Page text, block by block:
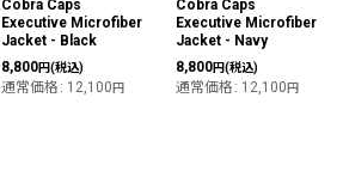
Cobra Caps
Executive Microfiber
Jacket - Black
8,800円(税込)
通常価格 : 12,100 円
Cobra Caps
Executive Microfiber
Jacket - Navy
8,800円(税込)
通常価格 : 12,100 円